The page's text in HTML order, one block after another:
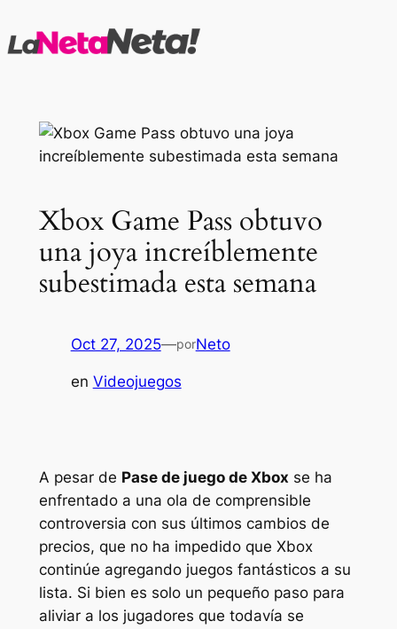
al
Xbox Game Pass obtuvo
una joya increíblemente
subestimada esta semana
Oct 27, 2025—porNeto
en Videojuegos
A pesar de Pase de juego de Xbox se ha
enfrentado a una ola de comprensible
controversia con sus últimos cambios de
precios, que no ha impedido que Xbox
continúe agregando juegos fantásticos a su
lista. Si bien es solo un pequeño paso para
aliviar a los jugadores que todavía se